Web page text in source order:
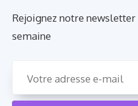
Rejoignez notre newsletter
semaine